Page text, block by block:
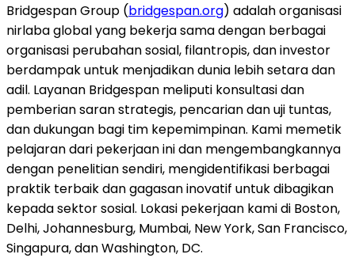
Bridgespan Group (bridgespan.org) adalah organisasi
nirlaba global yang bekerja sama dengan berbagai
organisasi perubahan sosial, filantropis, dan investor
berdampak untuk menjadikan dunia lebih setara dan
adil. Layanan Bridgespan meliputi konsultasi dan
pemberian saran strategis, pencarian dan uji tuntas,
dan dukungan bagi tim kepemimpinan. Kami memetik
pelajaran dari pekerjaan ini dan mengembangkannya
dengan penelitian sendiri, mengidentifikasi berbagai
praktik terbaik dan gagasan inovatif untuk dibagikan
kepada sektor sosial. Lokasi pekerjaan kami di Boston,
Delhi, Johannesburg, Mumbai, New York, San Francisco,
Singapura, dan Washington, DC.